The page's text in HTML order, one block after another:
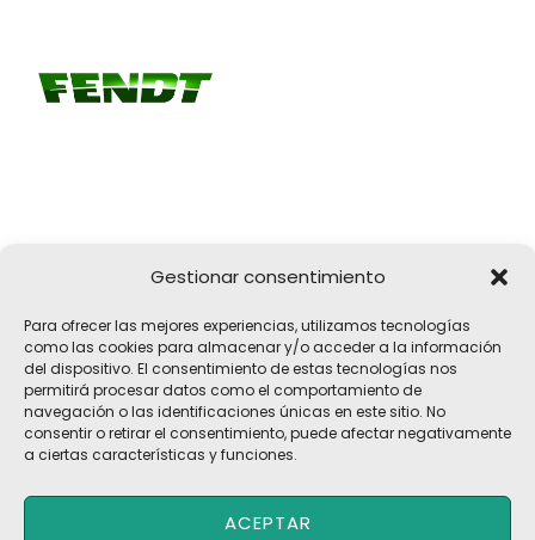
Gestionar consentimiento
Para ofrecer las mejores experiencias, utilizamos tecnologías
como las cookies para almacenar y/o acceder a la información
del dispositivo. El consentimiento de estas tecnologías nos
permitirá procesar datos como el comportamiento de
navegación o las identificaciones únicas en este sitio. No
consentir o retirar el consentimiento, puede afectar negativamente
a ciertas características y funciones.
ACEPTAR
17183 Vilobí d'Onyar, Girona
pelach@pelach.es
☎972 47 30 61
Copyright © 2026 Maquinària Agrícola Pèlach, S.L | Powered by
Maria CB